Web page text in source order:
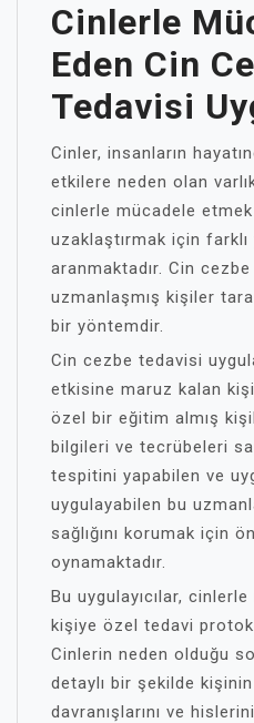
Cinlerle
Eden Cin
Tedavisi
Cinler, insanların
etkilere neden olan
cinlerle mücadele etmek
uzaklaştırmak için
aranmaktadır. Cin
uzmanlaşmış kişiler
bir yöntemdir.
Cin cezbe tedavisi
etkisine maruz kalan
özel bir eğitim almış
bilgileri ve tecrübeleri
tespitini yapabilen ve
uygulayabilen bu
sağlığını korumak için
oynamaktadır.
Bu uygulayıcılar,
kişiye özel tedavi
Cinlerin neden olduğu
detaylı bir şekilde kişinin
davranışlarını ve